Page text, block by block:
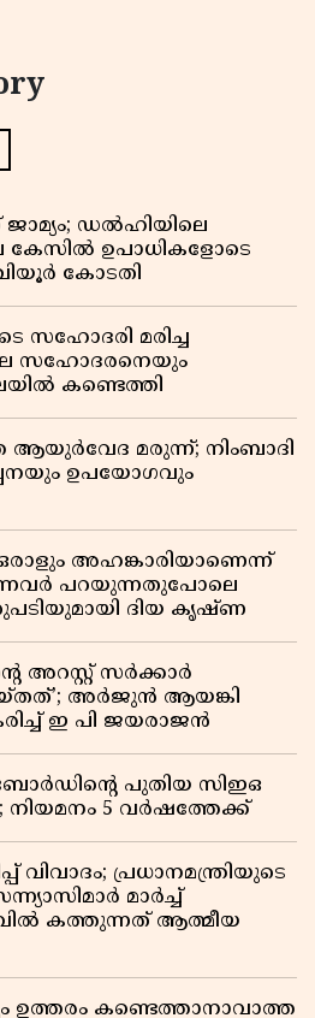
ഡൽഹിയിലെ
കേസിൽ ഉപാധികളോടെ
കോടതി
സഹോദരി മരിച്ച
സഹോദരനെയും
കണ്ടെത്തി
ആയുർവേദ മരുന്ന്; നിംബാദി
ഉപയോഗവും
അഹങ്കാരിയാണെന്ന്
പറയുന്നതുപോലെ
മറുപടിയുമായി ദിയ കൃഷ്ണ
അറസ്റ്റ് സർക്കാർ
അർജുൻ ആയങ്കി
ഇ പി ജയരാജൻ
പുതിയ സിഇഒ
നിയമനം 5 വർഷത്തേക്ക്
വിവാദം; പ്രധാനമന്ത്രിയുടെ
മാർച്ച്
കത്തുന്നത് ആത്മീയ
ഉത്തരം കണ്ടെത്താനാവാത്ത